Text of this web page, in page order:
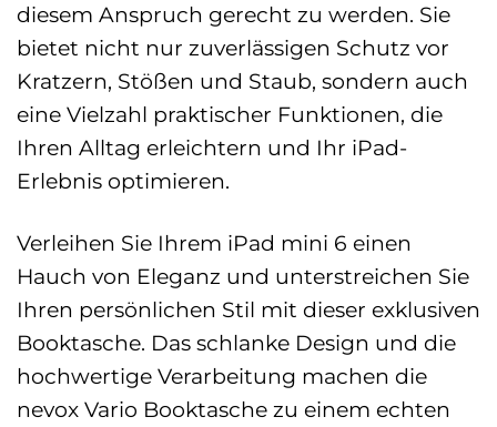
diesem Anspruch gerecht zu werden. Sie
bietet nicht nur zuverlässigen Schutz vor
Kratzern, Stößen und Staub, sondern auch
eine Vielzahl praktischer Funktionen, die
Ihren Alltag erleichtern und Ihr iPad-
Erlebnis optimieren.
Verleihen Sie Ihrem iPad mini 6 einen
Hauch von Eleganz und unterstreichen Sie
Ihren persönlichen Stil mit dieser exklusiven
Booktasche. Das schlanke Design und die
hochwertige Verarbeitung machen die
nevox Vario Booktasche zu einem echten